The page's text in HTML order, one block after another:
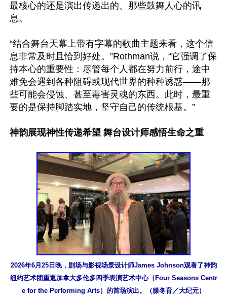
最核心的还是演出传递出的、那些鼓舞人心的讯
息。
“结合舞台天幕上带有字幕的歌曲主题来看，这个信
息非常及时且恰到好处。”Rothman说，“它强调了保
持本心的重要性：尽管每个人都在努力前行，途中
难免会遇到各种阻碍或现代世界的种种诱惑——那
些可能会侵蚀、甚至毒害灵魂的东西。此时，最重
要的是保持脚踏实地，坚守自己的传统根基。”
神韵展现神性传递希望 舞台设计师感悟生命之重
2026年6月25日晚，剧场与影视场景设计师James Johnson观看了神韵
纽约艺术团重返加拿大多伦多四季表演艺术中心（Four Seasons Centr
e for the Performing Arts）的首场演出。（滕冬育／大纪元）